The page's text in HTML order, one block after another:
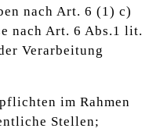
nach Art. 6 (1) c)
nach Art. 6 Abs.1 lit.
Verarbeitung
im Rahmen
Stellen;